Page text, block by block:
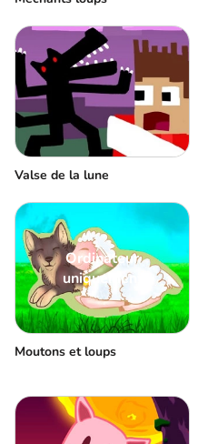
Valse de la lune
Ordinateur
uniquement
Moutons et loups